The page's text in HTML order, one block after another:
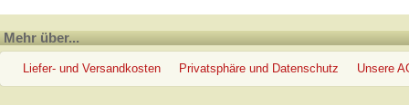
Mehr über...
Liefer- und Versandkosten Privatsphäre und Datenschutz Unsere